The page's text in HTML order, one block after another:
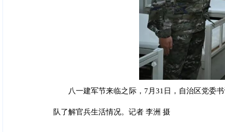
八一建军节来临之际，7月31日，自治区党委
队了解官兵生活情况。记者 李洲 摄